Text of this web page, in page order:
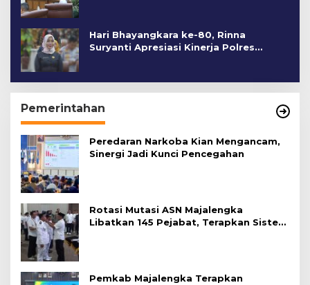
Hari Bhayangkara ke-80, Rinna
Suryanti Apresiasi Kinerja Polres
Pemerintahan
Peredaran Narkoba Kian Mengancam,
Sinergi Jadi Kunci Pencegahan
Rotasi Mutasi ASN Majalengka
Libatkan 145 Pejabat, Terapkan Sistem
Pemkab Majalengka Terapkan